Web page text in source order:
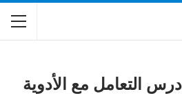
التعامل مع الأدوية